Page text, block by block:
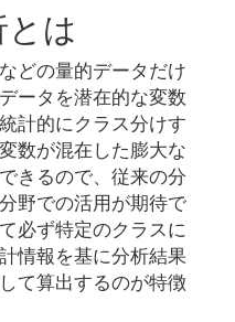
は
どの量的データだけ
ータを潜在的な変数
計的にクラス分けす
数が混在した膨大な
きるので、従来の分
野での活用が期待で
必ず特定のクラスに
情報を基に分析結果
て算出するのが特徴